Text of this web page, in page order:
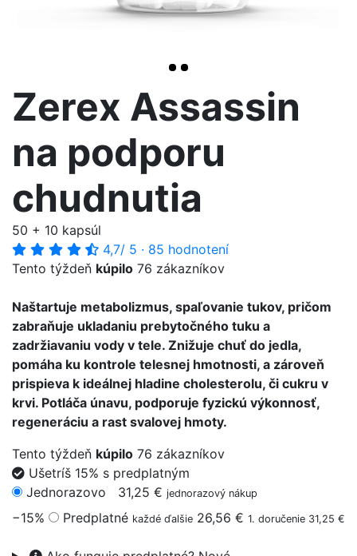
Zerex Assassin
na podporu
chudnutia
50 + 10 kapsúl
4,7/ 5 · 85 hodnotení
Tento týždeň kúpilo 76 zákazníkov
Naštartuje metabolizmus, spaľovanie tukov, pričom
zabraňuje ukladaniu prebytočného tuku a
zadržiavaniu vody v tele. Znižuje chuť do jedla,
pomáha ku kontrole telesnej hmotnosti, a zároveň
prispieva k ideálnej hladine cholesterolu, či cukru v
krvi. Potláča únavu, podporuje fyzickú výkonnosť,
regeneráciu a rast svalovej hmoty.
Tento týždeň kúpilo 76 zákazníkov
Ušetríš 15% s predplatným
Jednorazovo
31,25 € jednorazový nákup
−15% Predplatné každé ďalšie 26,56 € 1. doručenie 31,25 €